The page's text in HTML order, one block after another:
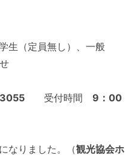
生（定員無し）、一般
受付時間 9：00
なりました。（観光協会ホ